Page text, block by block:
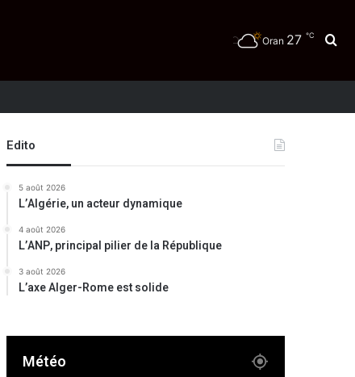
Oran 27 ℃
Edito
5 août 2026
L’Algérie, un acteur dynamique
4 août 2026
L’ANP, principal pilier de la République
3 août 2026
L’axe Alger-Rome est solide
Météo